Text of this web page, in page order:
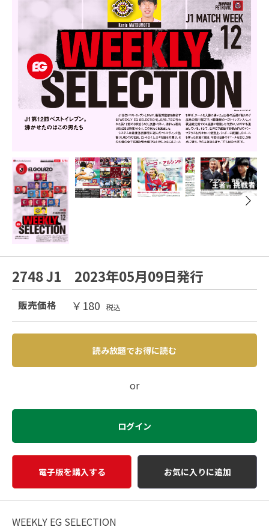
2748 J1 2023年05月09日発行
販売価格 ￥180 税込
読み放題でお得に読む
or
ログイン
電子版を購入する お気に入りに追加
WEEKLY EG SELECTION